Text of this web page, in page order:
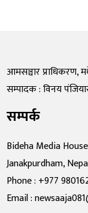
आमसञ्चार प्राधिकरण,
सम्पादक : विनय
सम्पर्क
Bideha Media House
Janakpurdham,
Phone : +977
Email :